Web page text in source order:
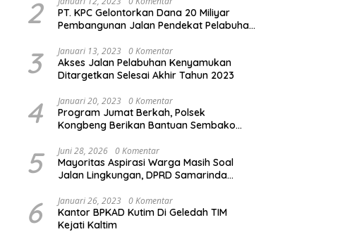
2
PT. KPC Gelontorkan Dana 20 Miliyar
Pembangunan Jalan Pendekat Pelabuhan
3 Januari 13, 2023 0 Komentar
Akses Jalan Pelabuhan Kenyamukan
Ditargetkan Selesai Akhir Tahun 2023
4 Januari 20, 2023 0 Komentar
Program Jumat Berkah, Polsek
Kongbeng Berikan Bantuan Sembako
Yatim
5 Juni 28, 2026 0 Komentar
Mayoritas Aspirasi Warga Masih Soal
Jalan Lingkungan, DPRD Samarinda
6 Januari 26, 2023 0 Komentar
Kantor BPKAD Kutim Di Geledah TIM
Kejati Kaltim